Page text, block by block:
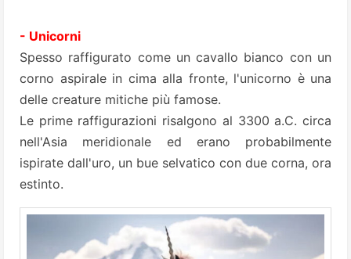
- Unicorni
Spesso raffigurato come un cavallo bianco con un
corno aspirale in cima alla fronte, l'unicorno è una
delle creature mitiche più famose.
Le prime raffigurazioni risalgono al 3300 a.C. circa
nell'Asia meridionale ed erano probabilmente
ispirate dall'uro, un bue selvatico con due corna, ora
estinto.